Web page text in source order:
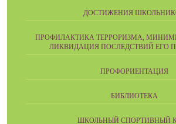
ДОСТИЖЕНИЯ
ПРОФИЛАКТИКА ТЕРРОРИЗМА,
ЛИКВИДАЦИЯ ПОСЛЕДСТВИЙ ЕГО
ПРОФОРИЕНТАЦИЯ
БИБЛИОТЕКА
ШКОЛЬНЫЙ СПОРТИВНЫЙ